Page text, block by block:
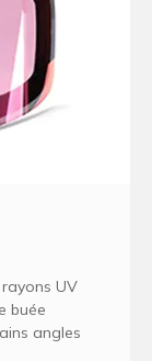
UV
buée
angles